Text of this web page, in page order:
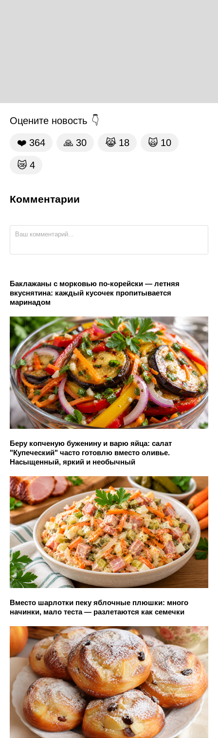
Оцените новость
❤️ 364 🙏 30 😹 18 🙀 10
😿 4
Комментарии
Баклажаны с морковью по-корейски — летняя
вкуснятина: каждый кусочек пропитывается
маринадом
Беру копченую буженину и варю яйца: салат
"Купеческий" часто готовлю вместо оливье.
Насыщенный, яркий и необычный
Вместо шарлотки пеку яблочные плюшки: много
начинки, мало теста — разлетаются как семечки